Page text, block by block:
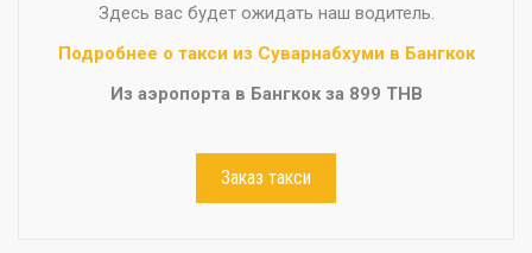
Здесь вас будет ожидать наш водитель.
Подробнее о такси из Суварнабхуми в Бангкок
Из аэропорта в Бангкок за 899 THB
Заказ такси